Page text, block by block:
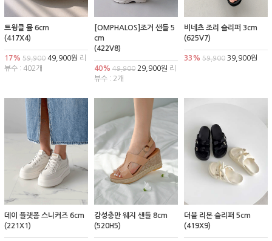
트윙클 뮬 6cm
(417X4)
17% 59,900 49,900원 리
뷰수 : 402개
[OMPHALOS]조거 샌들 5
cm
(422V8)
40% 49,90029,900원 리
뷰수 : 2개
비네츠 조리 슬리퍼 3cm
(625V7)
33% 59,90039,900원
데이 플랫폼 스니커즈 6cm
(221X1)
감성충만 웨지 샌들 8cm
(520H5)
더블 리본 슬리퍼 5cm
(419X9)